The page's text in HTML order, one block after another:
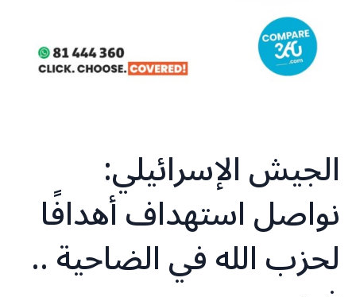
الجيش الإسرائيلي:
نواصل استهداف أهدافًا
لحزب الله في الضاحية ..